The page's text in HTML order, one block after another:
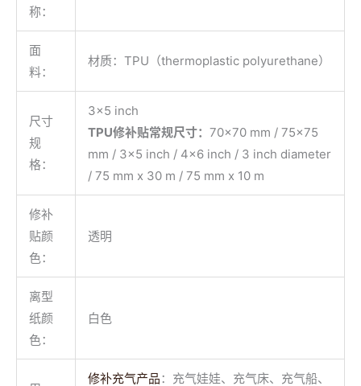
称：
面
料：
材质：TPU（thermoplastic polyurethane）
尺寸
规
格：
3×5 inch
TPU修补贴常规尺寸： 70×70 mm / 75×75
mm / 3×5 inch / 4×6 inch / 3 inch diameter
/ 75 mm x 30 m / 75 mm x 10 m
修补
贴颜
色：
透明
离型
纸颜
色：
白色
修补充气产品：充气娃娃、充气床、充气船、